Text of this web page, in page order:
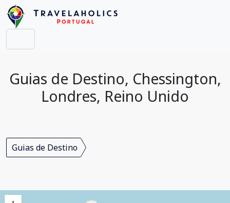
Guias de Destino, Chessington,
Londres, Reino Unido
Guias de Destino